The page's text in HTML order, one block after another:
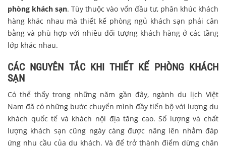
phòng khách sạn. Tùy thuộc vào vốn đầu tư, phân khúc khách
hàng khác nhau mà thiết kế phòng ngủ khách sạn phải cân
bằng và phù hợp với nhiều đối tượng khách hàng ở các tầng
lớp khác nhau.
CÁC NGUYÊN TẮC KHI THIẾT KẾ PHÒNG KHÁCH
SẠN
Có thể thấy trong những năm gần đây, ngành du lịch Việt
Nam đã có những bước chuyển mình đầy tiến bộ với lượng du
khách quốc tế và khách nội địa tăng cao. Số lượng và chất
lượng khách sạn cũng ngày càng được nâng lên nhằm đáp
ứng nhu cầu của du khách. Và để trở thành điểm dừng chân